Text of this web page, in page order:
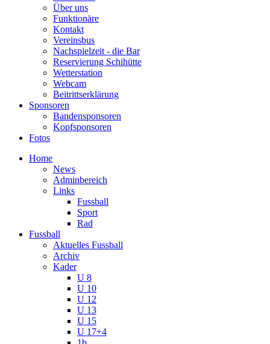
Über uns
Funktionäre
Kontakt
Vereinsbus
Nachspielzeit - die Bar
Reservierung Schihütte
Wetterstation
Webcam
Beitrittserklärung
Sponsoren
Bandensponsoren
Kopfsponsoren
Fotos
Home
News
Adminbereich
Links
Fussball
Sport
Rad
Fussball
Aktuelles Fussball
Archiv
Kader
U 8
U 10
U 12
U 13
U 15
U 17+4